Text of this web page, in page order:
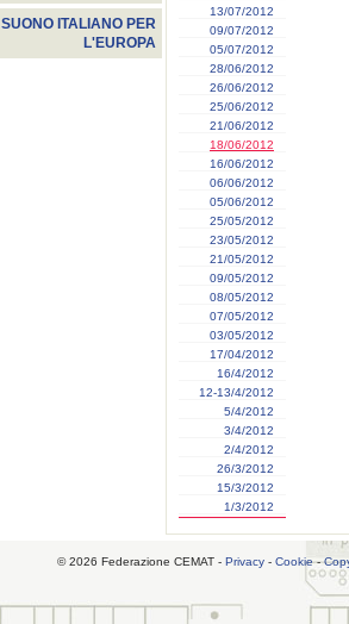
ITALIANO PER
L'EUROPA
13/07/2012
09/07/2012
05/07/2012
28/06/2012
26/06/2012
25/06/2012
21/06/2012
18/06/2012
16/06/2012
06/06/2012
05/06/2012
25/05/2012
23/05/2012
21/05/2012
09/05/2012
08/05/2012
07/05/2012
03/05/2012
17/04/2012
16/4/2012
12-13/4/2012
5/4/2012
3/4/2012
2/4/2012
26/3/2012
15/3/2012
1/3/2012
© 2026 Federazione CEMAT - Privacy - Cookie-